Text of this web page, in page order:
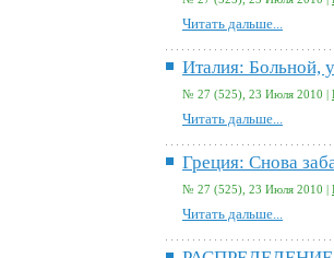
Читать дальше...
Италия: Больной,
№ 27 (525), 23 Июля 2010 |
Читать дальше...
Греция: Снова
№ 27 (525), 23 Июля 2010 |
Читать дальше...